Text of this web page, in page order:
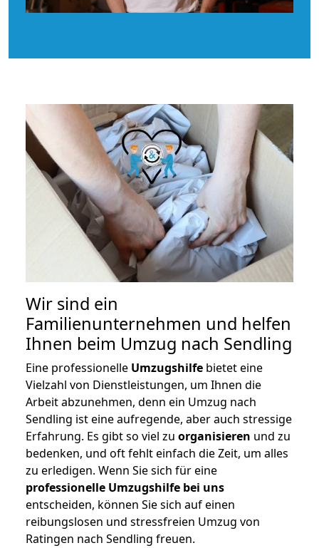
Wir sind ein
Familienunternehmen und helfen
Ihnen beim Umzug nach Sendling
Eine professionelle Umzugshilfe bietet eine
Vielzahl von Dienstleistungen, um Ihnen die
Arbeit abzunehmen, denn ein Umzug nach
Sendling ist eine aufregende, aber auch stressige
Erfahrung. Es gibt so viel zu organisieren und zu
bedenken, und oft fehlt einfach die Zeit, um alles
zu erledigen. Wenn Sie sich für eine
professionelle Umzugshilfe bei uns
entscheiden, können Sie sich auf einen
reibungslosen und stressfreien Umzug von
Ratingen nach Sendling freuen.